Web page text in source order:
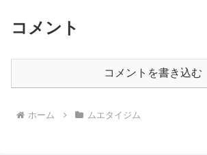
コメント
コメントを書き込む
ホーム ムエタイジム